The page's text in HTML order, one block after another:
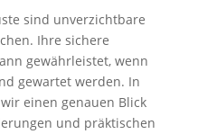
sind unverzichtbare
Ihre sichere
gewährleistet, wenn
gewartet werden. In
einen genauen Blick
und präktischen